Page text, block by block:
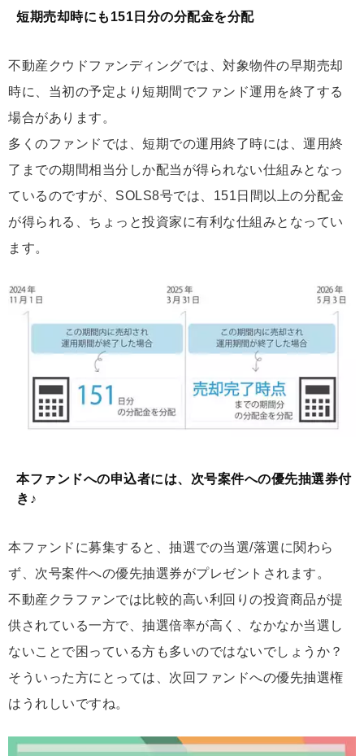
短期売却時にも151日分の分配金を分配
不動産クウドファンディングでは、対象物件の早期売却
時に、当初の予定より短期間でファンド運用を終了する
場合があります。
多くのファンドでは、短期での運用終了時には、運用終
了までの期間相当分しか配当が得られない仕組みとなっ
ているのですが、SOLS8号では、151日間以上の分配金
が得られる、ちょっと投資家に有利な仕組みとなってい
ます。
本ファンドへの申込者には、次号案件への優先抽選券付
き♪
本ファンドに募集すると、抽選での当選/落選に関わら
ず、次号案件への優先抽選券がプレゼントされます。
不動産クラファンでは比較的高い利回りの投資商品が提
供されている一方で、抽選倍率が高く、なかなか当選し
ないことで困っている方も多いのではないでしょうか？
そういった方にとっては、次回ファンドへの優先抽選権
はうれしいですね。